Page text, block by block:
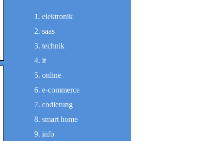
elektronik
saas
technik
it
online
e-commerce
codierung
smart home
info